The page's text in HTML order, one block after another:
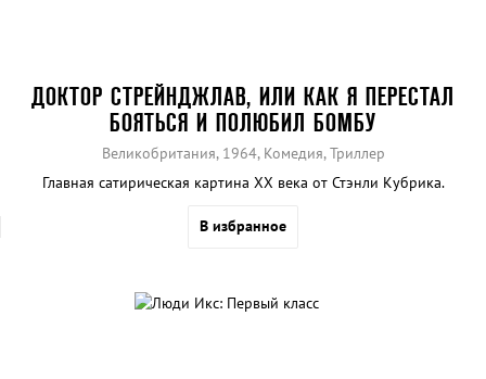
ДОКТОР СТРЕЙНДЖЛАВ, ИЛИ КАК Я ПЕРЕСТАЛ
БОЯТЬСЯ И ПОЛЮБИЛ БОМБУ
Великобритания, 1964, Комедия, Триллер
Главная сатирическая картина ХХ века от Стэнли Кубрика.
В избранное